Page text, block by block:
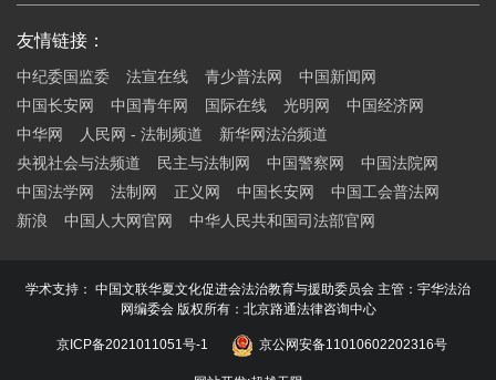
友情链接：
中纪委国监委 法宣在线 青少普法网
中国新闻网
中国长安网
中国青年网 国际在线 光明网
中国经济网
中华网
人民网 - 法制频道
新华网法治频道
央视社会与法频道
民主与法制网 中国警察网
中国法院网
中国法学网
法制网 正义网 中国长安网
中国工会普法网
新浪
中国人大网官网 中华人民共和国司法部官网
学术支持： 中国文联华夏文化促进会法治教育与援助委员会 主管：宇华法治
网编委会 版权所有：北京路通法律咨询中心
京ICP备2021011051号-1 京公网安备11010602202316号